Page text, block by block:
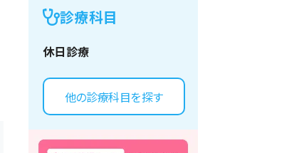
診療科目
休日診療
他の診療科目を探す